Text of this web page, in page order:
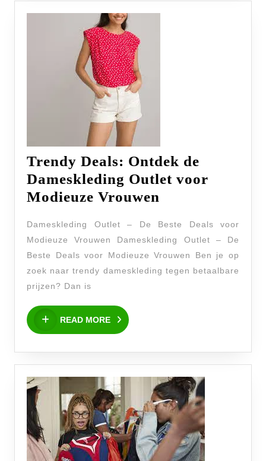
Trendy Deals: Ontdek de
Dameskleding Outlet voor
Modieuze Vrouwen
Ontdek
de
Dameskleding
Dameskleding Outlet – De Beste Deals voor
Modieuze Vrouwen Dameskleding Outlet – De
Beste Deals voor Modieuze Vrouwen Ben je op
zoek naar trendy dameskleding tegen betaalbare
prijzen? Dan is
READ MORE
READ
MORE